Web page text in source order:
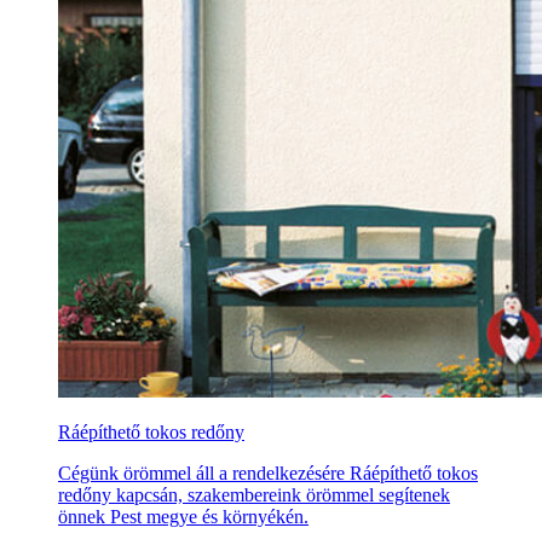
Ráépíthető tokos redőny
Cégünk örömmel áll a rendelkezésére Ráépíthető tokos
redőny kapcsán, szakembereink örömmel segítenek
önnek Pest megye és környékén.